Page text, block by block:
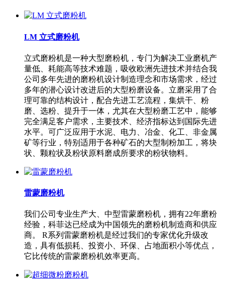
LM 立式磨粉机
立式磨粉机是一种大型磨粉机，专门为解决工业磨机产
量低、耗能高等技术难题，吸收欧洲先进技术并结合我
公司多年先进的磨粉机设计制造理念和市场需求，经过
多年的潜心设计改进后的大型粉磨设备。立磨采用了合
理可靠的结构设计，配合先进工艺流程，集烘干、粉
磨、选粉、提升于一体，尤其在大型粉磨工艺中，能够
完全满足客户需求，主要技术、经济指标达到国际先进
水平。可广泛应用于水泥、电力、冶金、化工、非金属
矿等行业，特别适用于各种矿石的大型制粉加工，将块
状、颗粒状及粉状原料磨成所要求的粉状物料。
雷蒙磨粉机
我们公司专业生产大、中型雷蒙磨粉机，拥有22年磨粉
经验，科菲达已经成为中国领先的磨粉机制造商和供应
商。 R系列雷蒙磨粉机是经过我们的专家优化升级改
造，具有低损耗、投资小、环保、占地面积小等优点，
它比传统的雷蒙磨粉机效率更高。